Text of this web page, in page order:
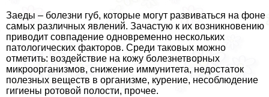
Заеды – болезни губ, которые могут развиваться на фоне
самых различных явлений. Зачастую к их возникновению
приводит совпадение одновременно нескольких
патологических факторов. Среди таковых можно
отметить: воздействие на кожу болезнетворных
микроорганизмов, снижение иммунитета, недостаток
полезных веществ в организме, курение, несоблюдение
гигиены ротовой полости, прочее.